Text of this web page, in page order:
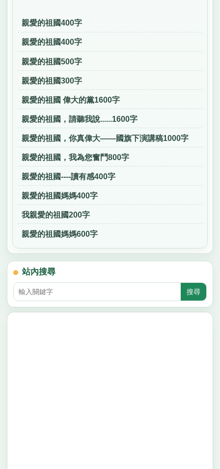
親愛的祖國400字
親愛的祖國400字
親愛的祖國500字
親愛的祖國300字
親愛的祖國 偉大的黨1600字
親愛的祖國，請聽我說......1600字
親愛的祖國，你真偉大——國旗下演講稿1000字
親愛的祖國，我為您奮鬥800字
親愛的祖國----讀有感400字
親愛的祖國媽媽400字
我親愛的祖國200字
親愛的祖國媽媽600字
站內搜尋